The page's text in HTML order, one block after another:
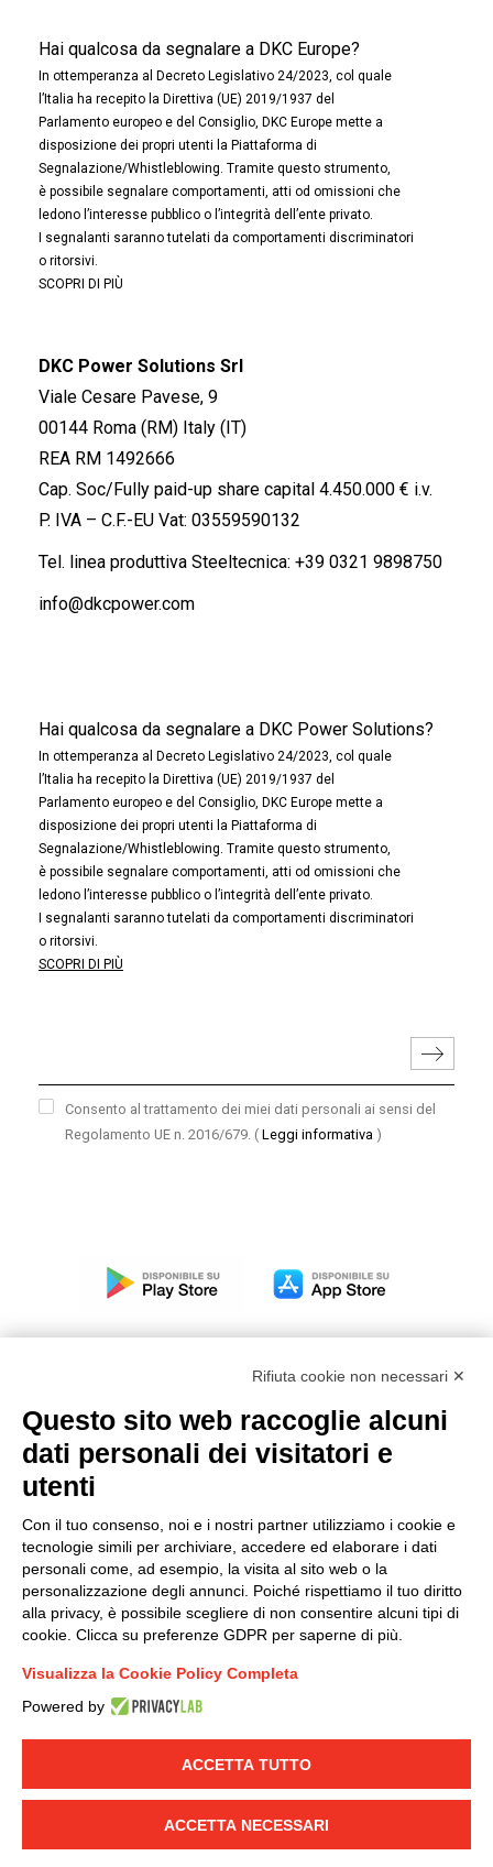
Hai qualcosa da segnalare a DKC Europe?
In ottemperanza al Decreto Legislativo 24/2023, col quale
l’Italia ha recepito la Direttiva (UE) 2019/1937 del
Parlamento europeo e del Consiglio, DKC Europe mette a
disposizione dei propri utenti la Piattaforma di
Segnalazione/Whistleblowing. Tramite questo strumento,
è possibile segnalare comportamenti, atti od omissioni che
ledono l’interesse pubblico o l’integrità dell’ente privato.
I segnalanti saranno tutelati da comportamenti discriminatori
o ritorsivi.
SCOPRI DI PIÙ
DKC Power Solutions Srl
Viale Cesare Pavese, 9
00144 Roma (RM) Italy (IT)
REA RM 1492666
Cap. Soc/Fully paid-up share capital 4.450.000 € i.v.
P. IVA – C.F.-EU Vat: 03559590132
Tel. linea produttiva Steeltecnica: +39 0321 9898750
info@dkcpower.com
Hai qualcosa da segnalare a DKC Power Solutions?
In ottemperanza al Decreto Legislativo 24/2023, col quale
l’Italia ha recepito la Direttiva (UE) 2019/1937 del
Parlamento europeo e del Consiglio, DKC Europe mette a
disposizione dei propri utenti la Piattaforma di
Segnalazione/Whistleblowing. Tramite questo strumento,
è possibile segnalare comportamenti, atti od omissioni che
ledono l’interesse pubblico o l’integrità dell’ente privato.
I segnalanti saranno tutelati da comportamenti discriminatori
o ritorsivi.
SCOPRI DI PIÙ
Consento al trattamento dei miei dati personali ai sensi del
Regolamento UE n. 2016/679. ( Leggi informativa )
LINKEDIN YOUTUBE
© 2019 - DKC Europe - -
Cookie-Yourbiz
Modello organizzativo, gestione e controllo – D. lgs.
231/2001
Condizioni generali di vendita DKC Power Solutions
Condizioni generali di acquisto
Codice etico
Rifiuta cookie non necessari ✕
Questo sito web raccoglie alcuni
dati personali dei visitatori e
utenti
Con il tuo consenso, noi e i nostri partner utilizziamo i cookie e
tecnologie simili per archiviare, accedere ed elaborare i dati
personali come, ad esempio, la visita al sito web o la
personalizzazione degli annunci. Poiché rispettiamo il tuo diritto
alla privacy, è possibile scegliere di non consentire alcuni tipi di
cookie. Clicca su preferenze GDPR per saperne di più.
Visualizza la Cookie Policy Completa
Powered by
ACCETTA TUTTO
ACCETTA NECESSARI